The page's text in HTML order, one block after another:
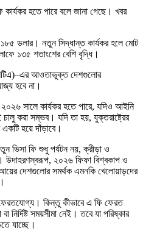
হতে পারে বলে জানা গেছে। খবর
১৮৫ ডলার। নতুন সিদ্ধান্ত কার্যকর হলে মোট
১৩৫ শতাংশের বেশি বৃদ্ধি।
আওতাভুক্ত দেশগুলোর
হবে না।
২০২৬ সালে কার্যকর হতে পারে, যদিও আইনি
করা সম্ভব। যদি তা হয়, যুক্তরাষ্ট্রের
হয়ে দাঁড়াবে।
ভিসা ফি শুধু পর্যটন নয়, ক্রীড়া ও
২০২৬ ফিফা বিশ্বকাপ ও
দেশগুলোর সমর্থক এমনকি খেলোয়াড়দের
ফেরতযোগ্য। কিন্তু কীভাবে এ ফি ফেরত
নির্দিষ্ট সময়সীমা নেই। তবে যা পরিষ্কার
যাচ্ছে।